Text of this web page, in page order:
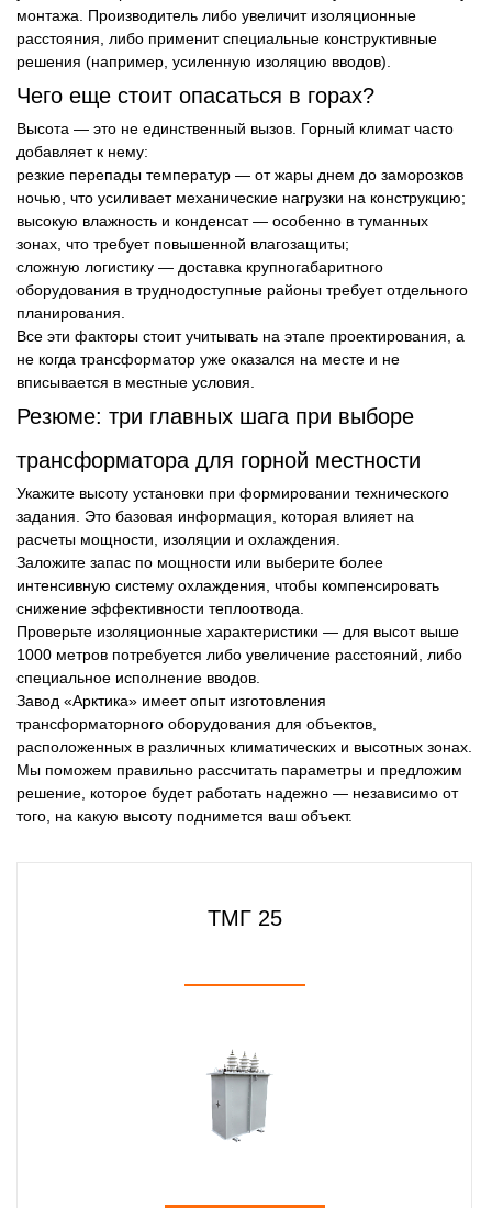
монтажа. Производитель либо увеличит изоляционные
расстояния, либо применит специальные конструктивные
решения (например, усиленную изоляцию вводов).
Чего еще стоит опасаться в горах?
Высота — это не единственный вызов. Горный климат часто
добавляет к нему:
резкие перепады температур — от жары днем до заморозков
ночью, что усиливает механические нагрузки на конструкцию;
высокую влажность и конденсат — особенно в туманных
зонах, что требует повышенной влагозащиты;
сложную логистику — доставка крупногабаритного
оборудования в труднодоступные районы требует отдельного
планирования.
Все эти факторы стоит учитывать на этапе проектирования, а
не когда трансформатор уже оказался на месте и не
вписывается в местные условия.
Резюме: три главных шага при выборе
трансформатора для горной местности
Укажите высоту установки при формировании технического
задания. Это базовая информация, которая влияет на
расчеты мощности, изоляции и охлаждения.
Заложите запас по мощности или выберите более
интенсивную систему охлаждения, чтобы компенсировать
снижение эффективности теплоотвода.
Проверьте изоляционные характеристики — для высот выше
1000 метров потребуется либо увеличение расстояний, либо
специальное исполнение вводов.
Завод «Арктика» имеет опыт изготовления
трансформаторного оборудования для объектов,
расположенных в различных климатических и высотных зонах.
Мы поможем правильно рассчитать параметры и предложим
решение, которое будет работать надежно — независимо от
того, на какую высоту поднимется ваш объект.
ТМГ 25